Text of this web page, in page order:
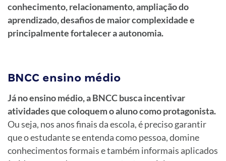
conhecimento, relacionamento, ampliação do
aprendizado, desafios de maior complexidade e
principalmente fortalecer a autonomia.
BNCC ensino médio
Já no ensino médio, a BNCC busca incentivar
atividades que coloquem o aluno como protagonista.
Ou seja, nos anos finais da escola, é preciso garantir
que o estudante se entenda como pessoa, domine
conhecimentos formais e também informais aplicados